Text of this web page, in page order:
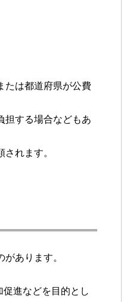
たは都道府県が公費
担する場合などもあ
れます。
あります。
進などを目的とし